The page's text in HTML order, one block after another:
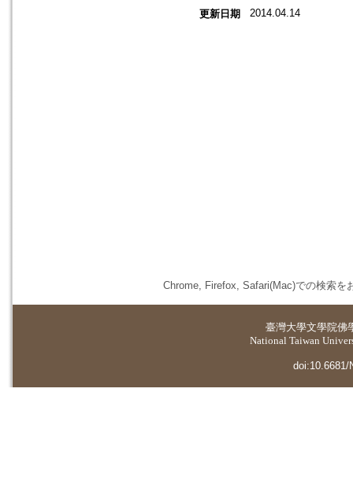
更新日期 2014.04.14
Chrome, Firefox, Safari(Mac)での検索を
臺灣大學文學院佛
National Taiwan
doi:10.6681/